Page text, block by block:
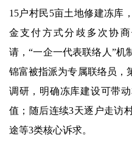
15户村民5亩土地修建冻库
金支付方式分歧多次协
请，“一企一代表联络人”
锦富被指派为专属联络员，
调研，明确冻库建设可带
值；随后连续3天逐户走访
途等3类核心诉求。